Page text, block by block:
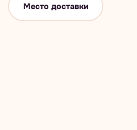
Место доставки